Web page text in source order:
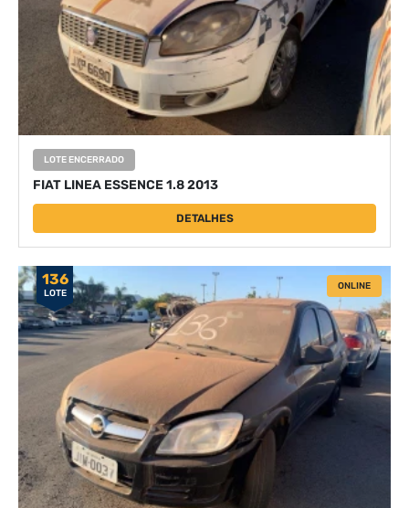
LOTE ENCERRADO
FIAT LINEA ESSENCE 1.8 2013
DETALHES
136
LOTE
ONLINE